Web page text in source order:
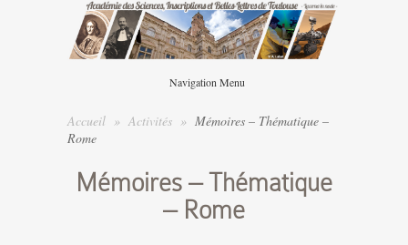
Navigation Menu
Accueil » Activités » Mémoires – Thématique –
Rome
Mémoires – Thématique
– Rome